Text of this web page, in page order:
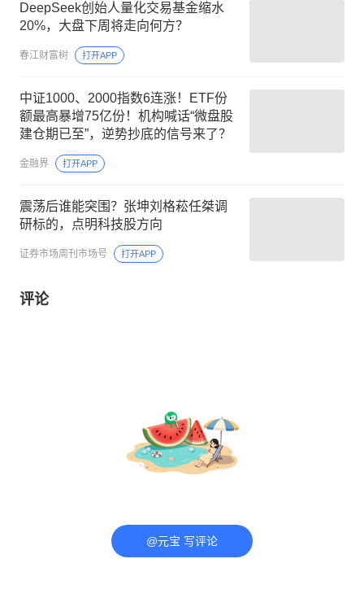
DeepSeek创始人量化交易基金缩水
20%，大盘下周将走向何方？
春江财富树 打开APP
中证1000、2000指数6连涨！ETF份
额最高暴增75亿份！机构喊话“微盘股
建仓期已至”，逆势抄底的信号来了？
金融界 打开APP
震荡后谁能突围？张坤刘格菘任桀调
研标的，点明科技股方向
证券市场周刊市场号 打开APP
评论
@元宝 写评论